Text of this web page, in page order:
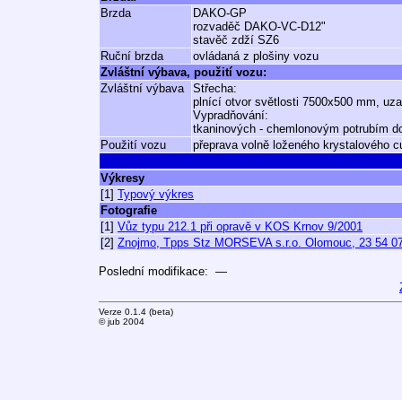
Brzda
DAKO-GP
rozvaděč DAKO-VC-D12"
stavěč zdží SZ6
Ruční brzda
ovládaná z plošiny vozu
Zvláštní výbava, použití vozu:
Zvláštní výbava
Střecha:
plnící otvor světlosti 7500x500 mm,
Vypradňování:
tkaninových - chemlonovým potrubím
Použití vozu
přeprava volně loženého krystalového
Výkresy
[1] Typový výkres
Fotografie
[1] Vůz typu 212.1 při opravě v KOS Krnov 9/2001
[2] Znojmo, Tpps Stz MORSEVA s.r.o. Olomouc, 23 54
Poslední modifikace: —
Verze 0.1.4 (beta)
© jub 2004